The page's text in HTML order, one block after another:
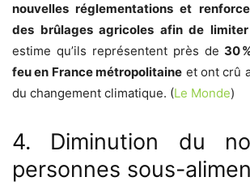
nouvelles réglementations et
des brûlages agricoles afin de
estime qu’ils représentent près de 30
feu en France métropolitaine et ont crû
du changement climatique. (Le Monde)
4. Diminution du
personnes sous-